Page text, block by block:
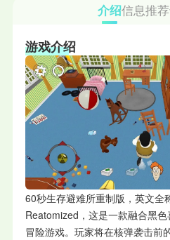
介绍信息推荐
游戏介绍
60秒生存避难所重制版，英文全
Reatomized，这是一款融合黑
冒险游戏。玩家将在核弹袭击前